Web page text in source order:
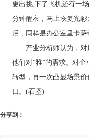
更出挑;下了飞机还有一
分钟醒衣，马上恢复光
后，同样是办公室里卡萨
产业分析师认为，对
他们对“雅”的需求。对
转型，再一次凸显场景
口。(石坚)
分享到：